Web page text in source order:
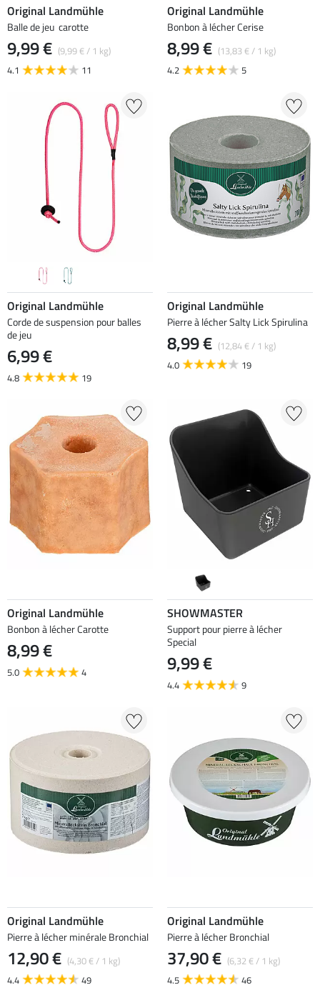
Original Landmühle
Balle de jeu carotte
9,99 € (9,99 € / 1 kg)
4.1
11
Original Landmühle
Bonbon à lécher Cerise
8,99 € (13,83 € / 1 kg)
4.2
5
Original Landmühle
Corde de suspension pour balles
de jeu
6,99 €
4.8 19
Original Landmühle
Pierre à lécher Salty Lick Spirulina
8,99 € (12,84 € / 1 kg)
4.0
19
Original Landmühle
Bonbon à lécher Carotte
8,99 €
5.0 4
SHOWMASTER
Support pour pierre à lécher
Special
9,99 €
4.4 9
Original Landmühle
Pierre à lécher minérale Bronchial
12,90 € (4,30 € / 1 kg)
4.4
49
Original Landmühle
Pierre à lécher Bronchial
37,90 € (6,32 € / 1 kg)
4.5
46